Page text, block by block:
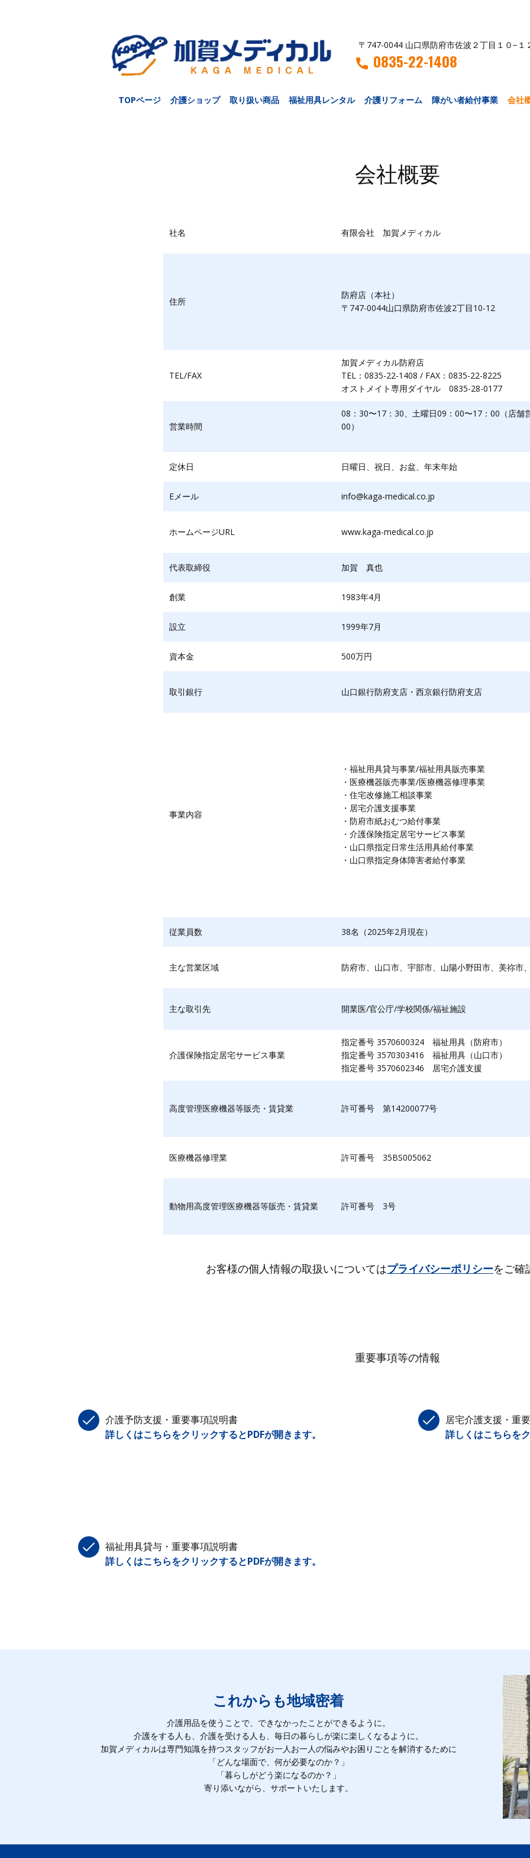
〒747-0044 山口県防府市佐波２丁目１０−１
0835-22-1408
TOPページ 介護ショップ 取り扱い商品 福祉用具レンタル 介護リフォーム 障がい者給付事業 会社
会社概要
社名 有限会社 加賀メディカル
住所
防府店（本社）
〒747-0044山口県防府市佐波2丁目10-12
TEL/FAX
加賀メディカル防府店
TEL：0835-22-1408 / FAX：0835-22-8225
オストメイト専用ダイヤル 0835-28-0177
営業時間
08：30〜17：30、土曜日09：00〜17：00（店舗
00）
定休日 日曜日、祝日、お盆、年末年始
Eメール info@kaga-medical.co.jp
ホームページURL www.kaga-medical.co.jp
代表取締役 加賀 真也
創業 1983年4月
設立 1999年7月
資本金 500万円
取引銀行 山口銀行防府支店・西京銀行防府支店
事業内容
・福祉用具貸与事業/福祉用具販売事業
・医療機器販売事業/医療機器修理事業
・住宅改修施工相談事業
・居宅介護支援事業
・防府市紙おむつ給付事業
・​介護保険指定居宅サービス事業
・山口県指定日常生活用具給付事業
・山口県指定身体障害者給付事業
従業員数 38名（2025年2月現在）
主な営業区域 防府市、山口市、宇部市、山陽小野田市、美祢市
主な取引先 開業医/官公庁/学校関係/福祉施設
介護保険指定居宅サービス事業
指定番号 3570600324 福祉用具（防府市）
指定番号 3570303416 福祉用具（山口市）
指定番号 3570602346 居宅介護支援
高度管理医療機器等販売・賃貸業 許可番号 第14200077号
医療機器修理業 許可番号 35BS005062
動物用高度管理医療機器等販売・賃貸業 許可番号 3号
お客様の個人情報の取扱いについてはプライバシーポリシーをご確
重要事項等の情報
介護予防支援・重要事項説明書
詳しくはこちらをクリックするとPDFが開きます。
居宅介護支援・重
詳しくはこちらを
福祉用具貸与・重要事項説明書
詳しくはこちらをクリックするとPDFが開きます。
これからも地域密着
介護用品を使うことで、できなかったことができるように。
介護をする人も、介護を受ける人も、毎日の暮らしが楽に楽しくなるように。
加賀メディカルは専門知識を持つスタッフがお一人お一人の悩みやお困りごとを解消するために
「どんな場面で、何が必要なのか？」
「暮らしがどう楽になるのか？」
寄り添いながら、サポートいたします。